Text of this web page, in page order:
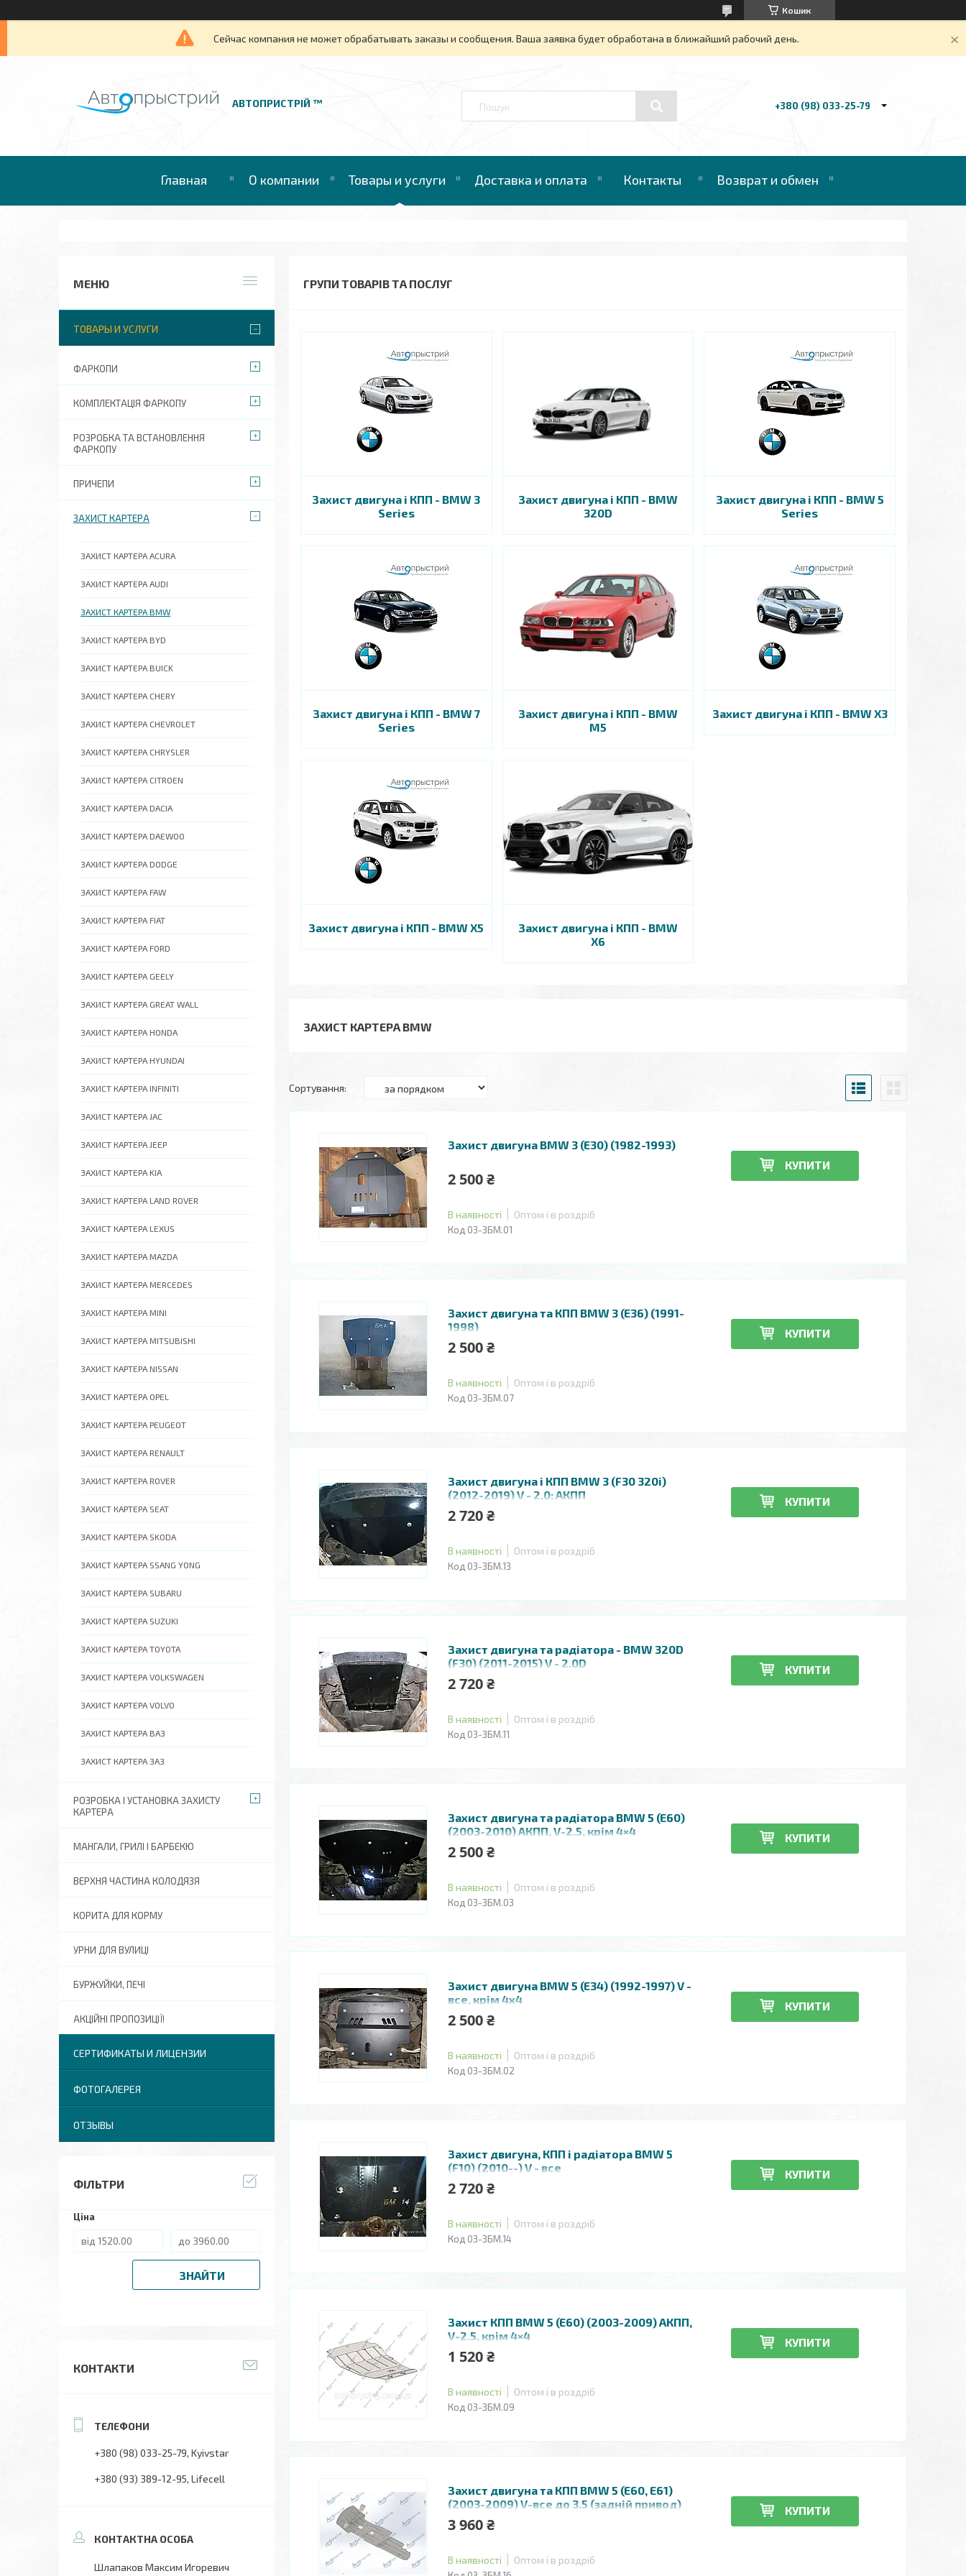
Кошик
Сейчас компания не может обрабатывать заказы и сообщения. Ваша заявка будет обработана в ближайший рабочий день.
АВТОПРИСТРІЙ ™ +380 (98) 033-25-79
Главная О компании Товары и услуги Доставка и оплата Контакты Возврат и обмен
ГРУПИ ТОВАРІВ ТА ПОСЛУГ
Захист двигуна і КПП - BMW 3
Series
Захист двигуна і КПП - BMW
320D
Захист двигуна і КПП - BMW 5
Series
Захист двигуна і КПП - BMW 7
Series
Захист двигуна і КПП - BMW
M5
Захист двигуна і КПП - BMW X3
Захист двигуна і КПП - BMW X5
Захист двигуна і КПП - BMW
X6
ЗАХИСТ КАРТЕРА BMW
КУПИТИ
Захист двигуна BMW 3 (E30) (1982-1993)
2 500 ₴
В наявності Оптом і в роздріб
03-ЗБМ.01
КУПИТИ
Захист двигуна та КПП BMW 3 (E36) (1991-
1998)
2 500 ₴
В наявності Оптом і в роздріб
03-ЗБМ.07
КУПИТИ
Захист двигуна і КПП BMW 3 (F30 320i)
(2012-2019) V - 2,0; АКПП
2 720 ₴
В наявності Оптом і в роздріб
03-ЗБМ.13
КУПИТИ
Захист двигуна та радіатора - BMW 320D
(F30) (2011-2015) V - 2.0D
2 720 ₴
В наявності Оптом і в роздріб
03-ЗБМ.11
КУПИТИ
Захист двигуна та радіатора BMW 5 (E60)
(2003-2010) АКПП, V-2.5, крім 4×4
2 500 ₴
В наявності Оптом і в роздріб
03-ЗБМ.03
КУПИТИ
Захист двигуна BMW 5 (E34) (1992-1997) V -
все, крім 4х4
2 500 ₴
В наявності Оптом і в роздріб
03-ЗБМ.02
КУПИТИ
Захист двигуна, КПП і радіатора BMW 5
(F10) (2010--) V - все
2 720 ₴
В наявності Оптом і в роздріб
03-ЗБМ.14
КУПИТИ
Захист КПП BMW 5 (E60) (2003-2009) АКПП,
V-2.5, крім 4×4
1 520 ₴
В наявності Оптом і в роздріб
03-ЗБМ.09
КУПИТИ
Захист двигуна та КПП BMW 5 (E60, E61)
(2003-2009) V-все до 3.5 (задній привод)
3 960 ₴
В наявності Оптом і в роздріб
ТОВАРЫ И УСЛУГИ
ФАРКОПИ
КОМПЛЕКТАЦІЯ ФАРКОПУ
РОЗРОБКА ТА ВСТАНОВЛЕННЯ
ФАРКОПУ
ПРИЧЕПИ
ЗАХИСТ КАРТЕРА
ЗАХИСТ КАРТЕРА ACURA
ЗАХИСТ КАРТЕРА AUDI
ЗАХИСТ КАРТЕРА BMW
ЗАХИСТ КАРТЕРА BYD
ЗАХИСТ КАРТЕРА BUICK
ЗАХИСТ КАРТЕРА СHERY
ЗАХИСТ КАРТЕРА CHEVROLET
ЗАХИСТ КАРТЕРА CHRYSLER
ЗАХИСТ КАРТЕРА CITROEN
ЗАХИСТ КАРТЕРА DACIA
ЗАХИСТ КАРТЕРА DAEWOO
ЗАХИСТ КАРТЕРА DODGE
ЗАХИСТ КАРТЕРА FAW
ЗАХИСТ КАРТЕРА FIAT
ЗАХИСТ КАРТЕРА FORD
ЗАХИСТ КАРТЕРА GEELY
ЗАХИСТ КАРТЕРА GREAT WALL
ЗАХИСТ КАРТЕРА HONDA
ЗАХИСТ КАРТЕРА HYUNDAI
ЗАХИСТ КАРТЕРА INFINITI
ЗАХИСТ КАРТЕРА JAC
ЗАХИСТ КАРТЕРА JEEP
ЗАХИСТ КАРТЕРА KIA
ЗАХИСТ КАРТЕРА LAND ROVER
ЗАХИСТ КАРТЕРА LEXUS
ЗАХИСТ КАРТЕРА MAZDA
ЗАХИСТ КАРТЕРА MERCEDES
ЗАХИСТ КАРТЕРА MINI
ЗАХИСТ КАРТЕРА MITSUBISHI
ЗАХИСТ КАРТЕРА NISSAN
ЗАХИСТ КАРТЕРА OPEL
ЗАХИСТ КАРТЕРА PEUGEOT
ЗАХИСТ КАРТЕРА RENAULT
ЗАХИСТ КАРТЕРА ROVER
ЗАХИСТ КАРТЕРА SEAT
ЗАХИСТ КАРТЕРА SKODA
ЗАХИСТ КАРТЕРА SSANG YONG
ЗАХИСТ КАРТЕРА SUBARU
ЗАХИСТ КАРТЕРА SUZUKI
ЗАХИСТ КАРТЕРА TOYOTA
ЗАХИСТ КАРТЕРА VOLKSWAGEN
ЗАХИСТ КАРТЕРА VOLVO
ЗАХИСТ КАРТЕРА ВАЗ
ЗАХИСТ КАРТЕРА ЗАЗ
РОЗРОБКА І УСТАНОВКА ЗАХИСТУ
КАРТЕРА
МАНГАЛИ, ГРИЛІ І БАРБЕКЮ
ВЕРХНЯ ЧАСТИНА КОЛОДЯЗЯ
КОРИТА ДЛЯ КОРМУ
УРНИ ДЛЯ ВУЛИЦІ
БУРЖУЙКИ, ПЕЧІ
АКЦІЙНІ ПРОПОЗИЦІЇ!
СЕРТИФИКАТЫ И ЛИЦЕНЗИИ
ФОТОГАЛЕРЕЯ
ОТЗЫВЫ
ФІЛЬТРИ
Ціна
ЗНАЙТИ
КОНТАКТИ
+380 (98) 033-25-79 Kyivstar
+380 (93) 389-12-95 Lifecell
Шлапаков Максим Игоревич